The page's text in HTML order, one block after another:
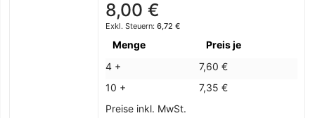
8,00 €
6,72 €
Menge
Preis je
4 +
7,60 €
10 +
7,35 €
Preise inkl. MwSt.